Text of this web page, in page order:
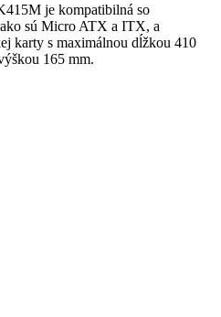
je kompatibilná so
sú Micro ATX a ITX, a
karty s maximálnou dĺžkou 410
165 mm.